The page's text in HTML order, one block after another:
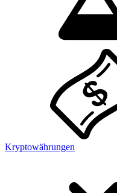
Kryptowährungen